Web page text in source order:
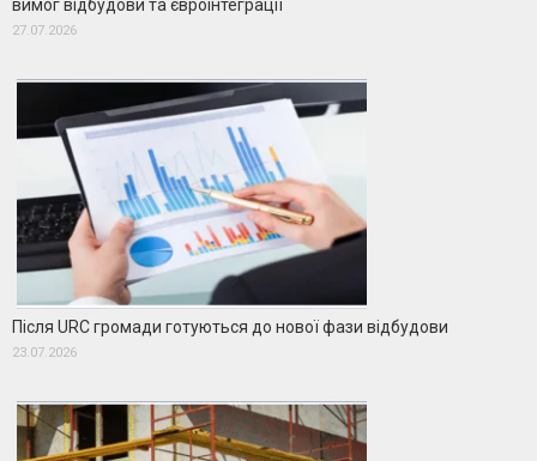
вимог відбудови та євроінтеграції
27.07.2026
Після URC громади готуються до нової фази відбудови
23.07.2026